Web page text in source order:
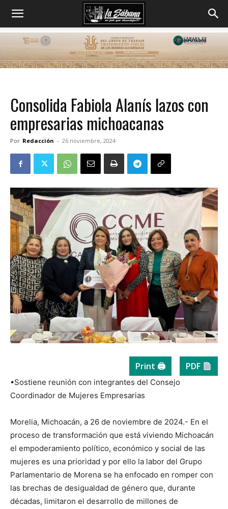
Consolida Fabiola Alanís lazos con
empresarias michoacanas
Por Redacción - 26 noviembre, 2024
Print 🖨 PDF
•Sostiene reunión con integrantes del Consejo
Coordinador de Mujeres Empresarias
Morelia, Michoacán, a 26 de noviembre de 2024.- En el
proceso de transformación que está viviendo Michoacán
el empoderamiento político, económico y social de las
mujeres es una prioridad y por ello la labor del Grupo
Parlamentario de Morena se ha enfocado en romper con
las brechas de desigualdad de género que, durante
décadas, limitaron el desarrollo de millones de